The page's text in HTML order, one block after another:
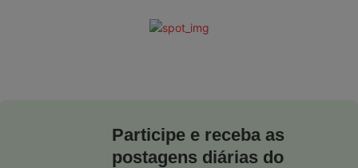
Participe e receba as
postagens diárias do